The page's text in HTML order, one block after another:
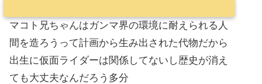
マコト兄ちゃんはガンマ界の環境に耐えられる人
間を造ろうって計画から生み出された代物だから
出生に仮面ライダーは関係してないし歴史が消え
ても大丈夫なんだろう多分